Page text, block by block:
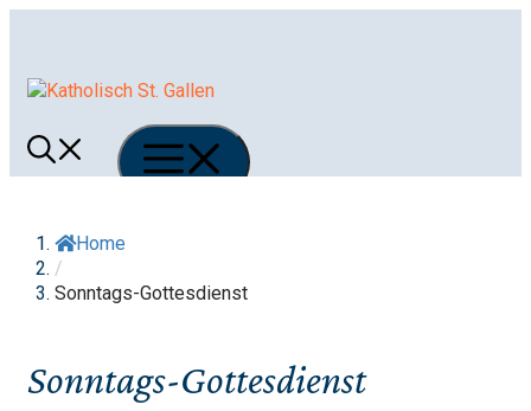
Menü
Home
/
Sonntags-Gottesdienst
Sonntags-Gottesdienst